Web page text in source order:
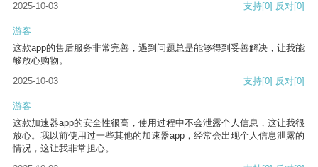
2025-10-03 支持[0] 反对[0]
游客
这款app的售后服务非常完善，遇到问题总是能够得到妥善解决，让我能
够放心购物。
2025-10-03
支持[0] 反对[0]
游客
这款加速器app的安全性很高，使用过程中不会泄露个人信息，这让我很
放心。我以前使用过一些其他的加速器app，经常会出现个人信息泄露的
情况，这让我非常担心。